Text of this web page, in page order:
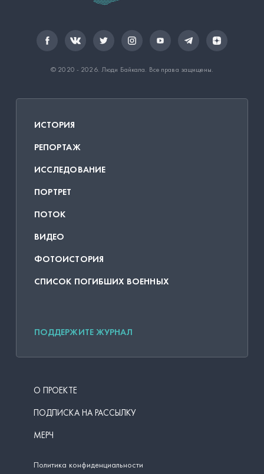
© 2020 - 2026. Люди Байкала . Все права защищены.
ИСТОРИЯ
РЕПОРТАЖ
ИССЛЕДОВАНИЕ
ПОРТРЕТ
ПОТОК
ВИДЕО
ФОТОИСТОРИЯ
СПИСОК ПОГИБШИХ ВОЕННЫХ
ПОДДЕРЖИТЕ ЖУРНАЛ
О ПРОЕКТЕ
ПОДПИСКА НА РАССЫЛКУ
МЕРЧ
Политика конфиденциальности